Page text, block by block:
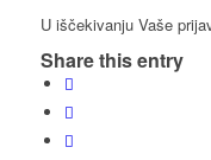
U iščekivanju Vaše
Share this entry